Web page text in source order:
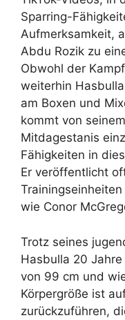
Sparring-
Aufmerksamkeit,
Abdu Rozik zu
Obwohl der
weiterhin
am Boxen und
kommt von
Mitdagestanis
Fähigkeiten in
Er veröffentlicht
wie Conor
Trotz seines
Hasbulla 20
von 99 cm und
Körpergröße ist
zurückzuführen,